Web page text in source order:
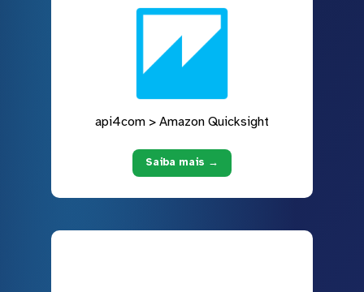
api4com > Amazon Quicksight
Saiba mais →